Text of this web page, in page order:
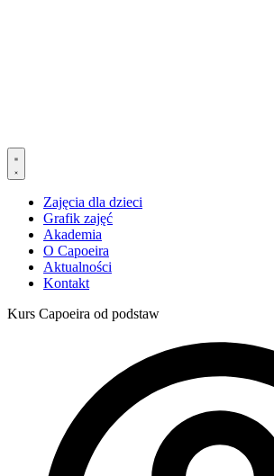
Zajęcia dla dzieci
Grafik zajęć
Akademia
O Capoeira
Aktualności
Kontakt
Kurs Capoeira od podstaw